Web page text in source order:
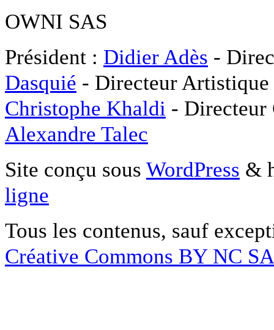
OWNI SAS
Président : Didier Adès -
Dasquié - Directeur
Christophe Khaldi -
Alexandre Talec
Site conçu sous WordPress &
ligne
Tous les contenus, sauf
Créative Commons BY NC SA